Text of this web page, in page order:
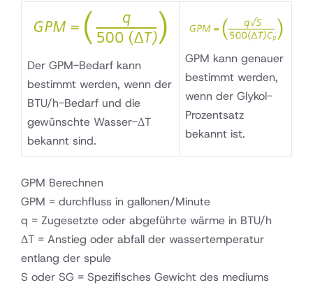
Der GPM-Bedarf kann
bestimmt werden, wenn der
BTU/h-Bedarf und die
gewünschte Wasser-ΔT
bekannt sind.
GPM kann genauer
bestimmt werden,
wenn der Glykol-
Prozentsatz
bekannt ist.
GPM Berechnen
GPM = durchfluss in gallonen/Minute
q = Zugesetzte oder abgeführte wärme in BTU/h
ΔT = Anstieg oder abfall der wassertemperatur
entlang der spule
S oder SG = Spezifisches Gewicht des mediums